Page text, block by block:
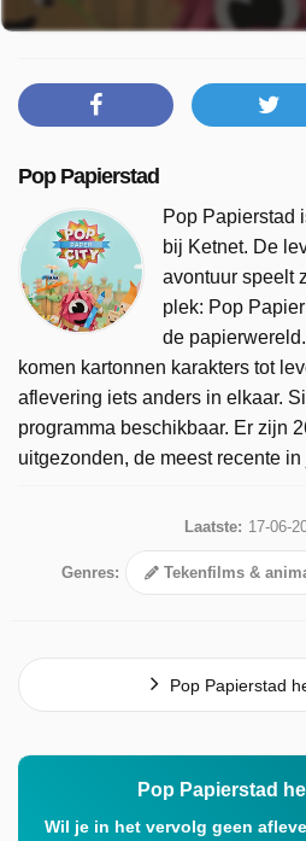
Pop Papierstad
Pop Papierstad
bij Ketnet. De
avontuur speelt
plek: Pop
de
komen kartonnen karakters tot
aflevering iets anders in elkaar.
programma beschikbaar. Er zijn
uitgezonden, de meest recente
Laatste: 17-06-
Genres: Tekenfilms &
Pop Papierstad
Pop Papierstad
Wil je in het vervolg geen